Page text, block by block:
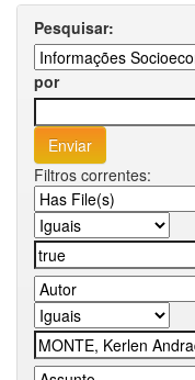
Pesquisar:
por
Filtros correntes: